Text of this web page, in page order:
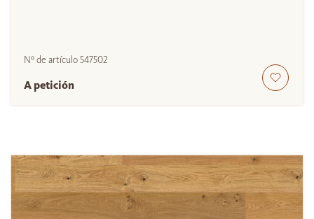
Nº de artículo547502
A petición